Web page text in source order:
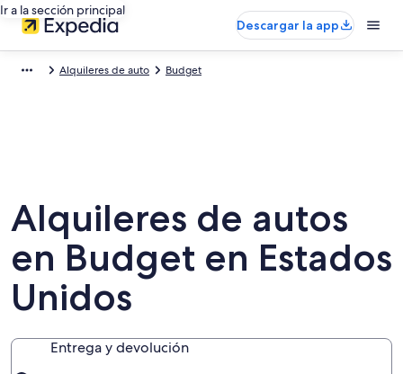
Ir a la sección principal
Descargar la app
Alquileres de auto Budget
Alquileres de autos
en Budget en Estados
Unidos
Entrega y devolución